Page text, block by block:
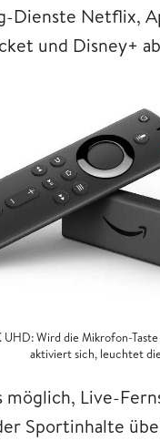
Dienste Netflix,
und Disney+
UHD: Wird die Mikrofon-
aktiviert sich, leuchtet
möglich, Live-
Sportinhalte